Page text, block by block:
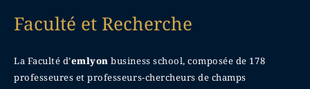
Faculté et Recherche
La Faculté d’emlyon business school, composée de 178
professeures et professeurs-chercheurs de champs